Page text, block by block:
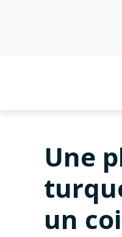
Une
un